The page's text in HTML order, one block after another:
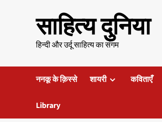
साहित्य दुनिया
हिन्दी और उर्दू साहित्य का संगम
ननकू के क़िस्से शायरी कविताएँ
Library